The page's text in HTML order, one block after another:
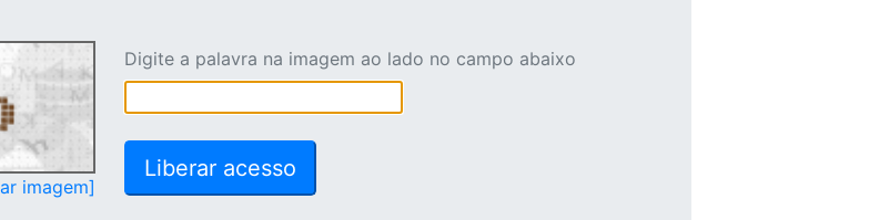
imagem]
Digite a palavra na imagem ao lado no campo abaixo